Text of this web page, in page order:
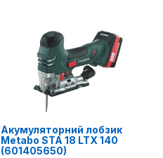
Акумуляторний лобзик
Metabo STA 18 LTX 140
(601405650)